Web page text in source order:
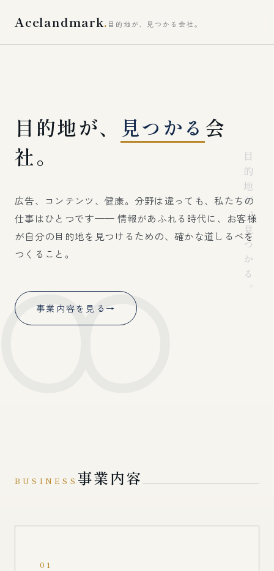
Acelandmark. 目的地が、見つかる会社。
目的地が、見つかる。
目的地が、 見つかる 会
社。
広告、コンテンツ、健康。分野は違っても、私たちの
仕事はひとつです—— 情報があふれる時代に、お客様
が自分の目的地を見つけるための、確かな道しるべを
つくること。
事業内容を見る →
BUSINESS 事業内容
01